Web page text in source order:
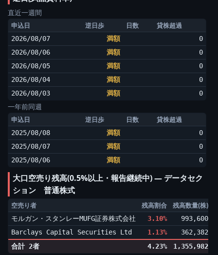
直近一週間
申込日 逆日歩 日数 貸株超過
2026/08/07 満額
0
2026/08/06
満額
0
2026/08/05
満額
0
2026/08/04
満額
0
2026/08/03
満額 0
一年前同週
申込日 逆日歩 日数 貸株超過
2025/08/08 満額
0
2025/08/07
満額
0
2025/08/06
満額 0
大口空売り残高(0.5%以上・報告継続中) ― データセク
ション 普通株式
空売り者 残高割合 残高数量(株)
モルガン・スタンレーMUFG証券株式会社 3.10% 993,600
Barclays Capital Securities Ltd
1.13% 362,382
合計 2者
4.23% 1,355,982